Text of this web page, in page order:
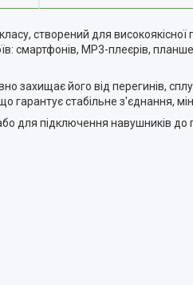
створений для
смартфонів, MP3-плеєрів,
захищає його від перегинів,
гарантує стабільне з'єднання,
для підключення навушників